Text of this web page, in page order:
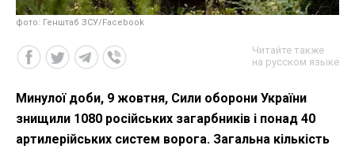
фото: Генштаб ЗСУ/Facebook
Читайте также
на русском языке
Минулої доби, 9 жовтня, Сили оборони України
знищили 1080 російських загарбників і понад 40
артилерійських систем ворога. Загальна кількість